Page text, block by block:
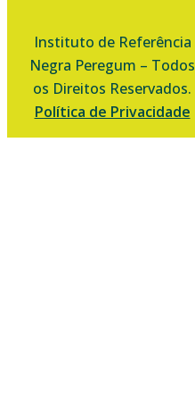
Instituto de Referência
Negra Peregum – Todos
os Direitos Reservados.
Política de Privacidade